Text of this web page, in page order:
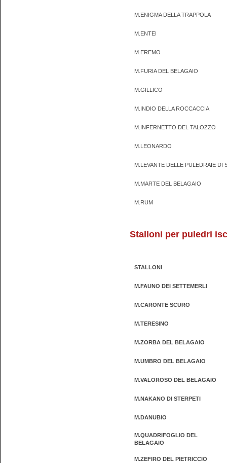
M.ENIGMA DELLA TRAPPOLA
M.ENTEI
M.EREMO
M.FURIA DEL BELAGAIO
M.GILLICO
M.INDIO DELLA ROCCACCIA
M.INFERNETTO DEL TALOZZO
M.LEONARDO
M.LEVANTE DELLE PULEDRAIE DI
M.MARTE DEL BELAGAIO
M.RUM
Stalloni per puledri
STALLONI
M.FAUNO DEI SETTEMERLI
M.CARONTE SCURO
M.TERESINO
M.ZORBA DEL BELAGAIO
M.UMBRO DEL BELAGAIO
M.VALOROSO DEL BELAGAIO
M.NAKANO DI STERPETI
M.DANUBIO
M.QUADRIFOGLIO DEL
BELAGAIO
M.ZEFIRO DEL PIETRICCIO